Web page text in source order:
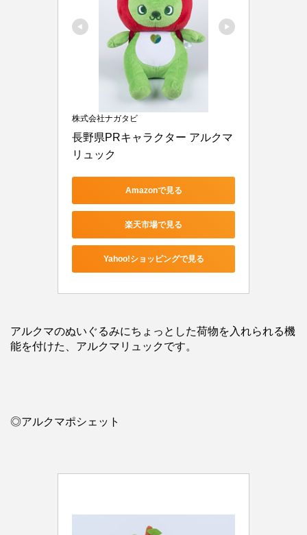
株式会社ナガタビ
長野県PRキャラクター アルクマ
リュック
Amazonで見る
楽天市場で見る
Yahoo!ショッピングで見る
アルクマのぬいぐるみにちょっとした荷物を入れられる機
能を付けた、アルクマリュックです。
◎アルクマポシェット